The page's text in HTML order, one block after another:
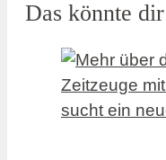
Das könnte